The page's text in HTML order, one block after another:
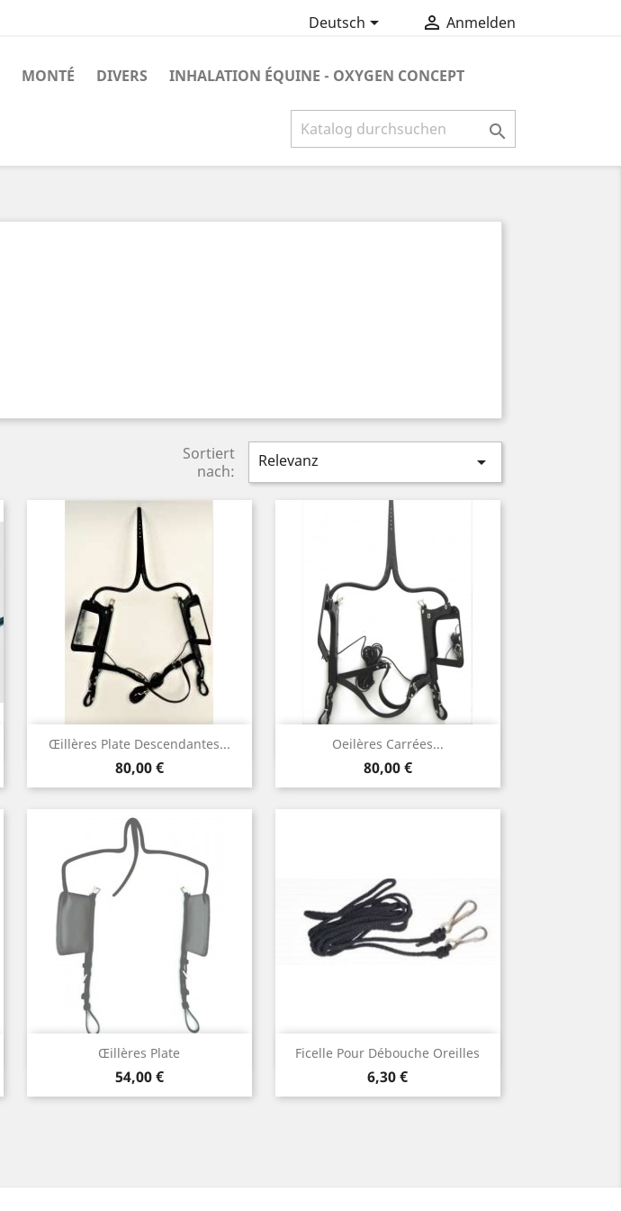
Deutsch  Anmelden
MONTÉ DIVERS INHALATION ÉQUINE - OXYGEN CONCEPT

Sortiert
nach:
Relevanz 
Œillères Plate Descendantes...
Preis
80,00 €
Vorschau Oeilères Carrées...
Preis
80,00 €
Vorschau
Œillères Plate
Preis
54,00 €
Vorschau Ficelle Pour Débouche Oreilles
Preis
6,30 €
Vorschau